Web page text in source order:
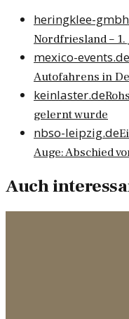
heringklee-
Nordfriesland – 1.
mexico-events.de
Autofahrens in
keinlaster.de
gelernt wurde
nbso-leipzig.de
Auge: Abschied
Auch